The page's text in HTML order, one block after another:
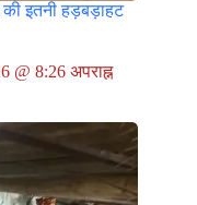
की इतनी हड़बड़ाहट
@ 8:26 अपराह्न